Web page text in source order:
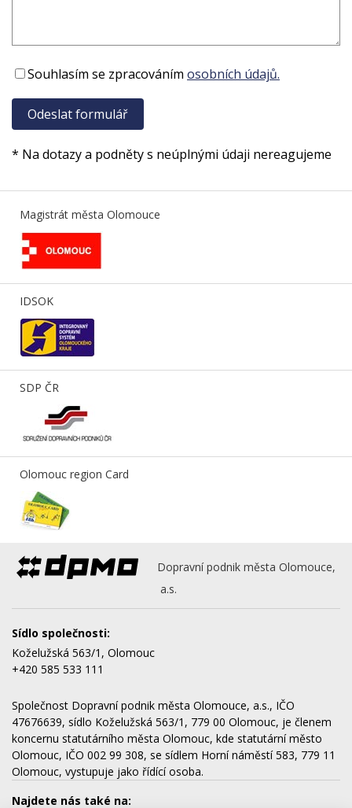
Souhlasím se zpracováním osobních údajů.
* Na dotazy a podněty s neúplnými údaji nereagujeme
Magistrát města Olomouce
IDSOK
SDP ČR
Olomouc region Card
Dopravní podnik města Olomouce,
a.s.
Sídlo společnosti:
Koželužská 563/1, Olomouc
+420 585 533 111
Společnost Dopravní podnik města Olomouce, a.s., IČO
47676639, sídlo Koželužská 563/1, 779 00 Olomouc, je členem
koncernu statutárního města Olomouc, kde statutární město
Olomouc, IČO 002 99 308, se sídlem Horní náměstí 583, 779 11
Olomouc, vystupuje jako řídící osoba.
Najdete nás také na: